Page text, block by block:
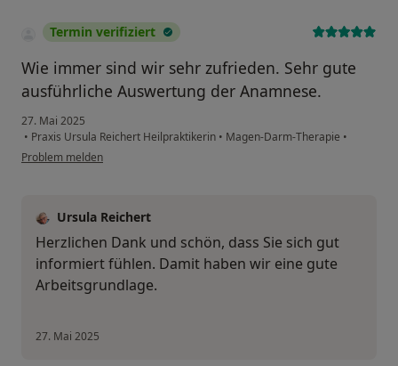
Termin verifiziert
Wie immer sind wir sehr zufrieden. Sehr gute
ausführliche Auswertung der Anamnese.
27. Mai 2025
• Praxis Ursula Reichert Heilpraktikerin • Magen-Darm-Therapie •
Problem melden
Ursula Reichert
Herzlichen Dank und schön, dass Sie sich gut
informiert fühlen. Damit haben wir eine gute
Arbeitsgrundlage.
27. Mai 2025